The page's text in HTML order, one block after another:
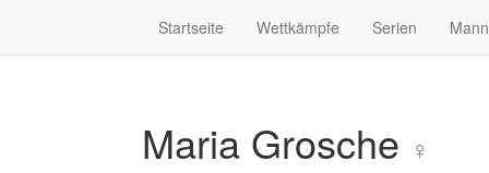
Startseite Wettkämpfe Serien
Maria Grosche ♀